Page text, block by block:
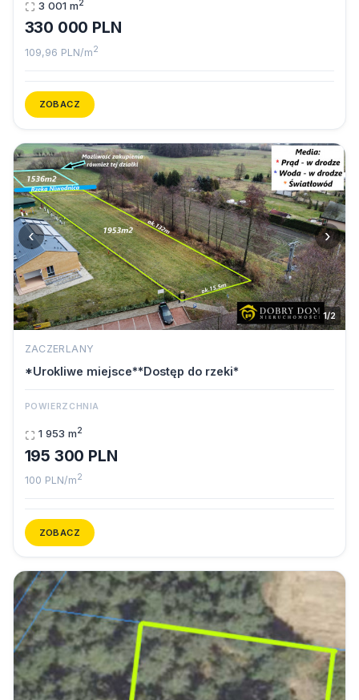
3 001 m2
330 000 PLN
109,96 PLN/m2
ZOBACZ
‹ ›
1/2
ZACZERLANY
*Urokliwe miejsce**Dostęp do rzeki*
POWIERZCHNIA
1 953 m2
195 300 PLN
100 PLN/m2
ZOBACZ